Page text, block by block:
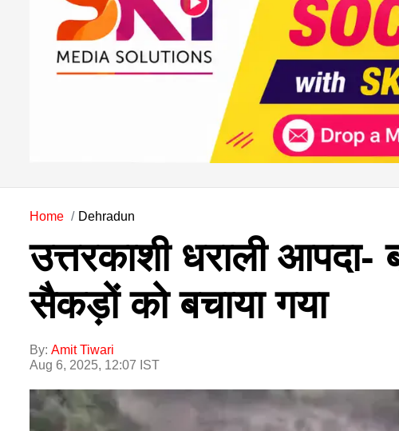
Home Dehradun
उत्तरकाशी धराली
सैकड़ों को बचाया गया
By: Amit Tiwari
Aug 6, 2025, 12:07 IST